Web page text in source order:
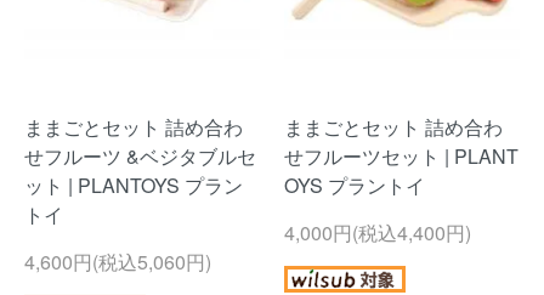
ままごとセット 詰め合わ
せフルーツ &ベジタブルセ
ット | PLANTOYS プラン
トイ
4,600円(税込5,060円)
ままごとセット 詰め合わ
せフルーツセット | PLANT
OYS プラントイ
4,000円(税込4,400円)